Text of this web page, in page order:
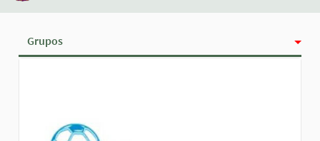
Siguiendo
Grupos